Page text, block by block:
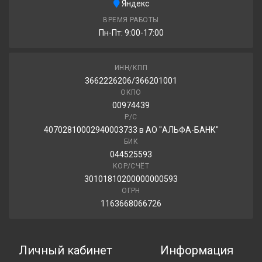
Яндекс
ВРЕМЯ РАБОТЫ
Пн-Пт: 9:00-17:00
ИНН/КПП
3662226206/366201001
ОКПО
00974439
Р/С
40702810002940003733 в АО "АЛЬФА-БАНК"
БИК
044525593
КОР/СЧЁТ
30101810200000000593
ОГРН
1163668066726
Личный кабинет Информация